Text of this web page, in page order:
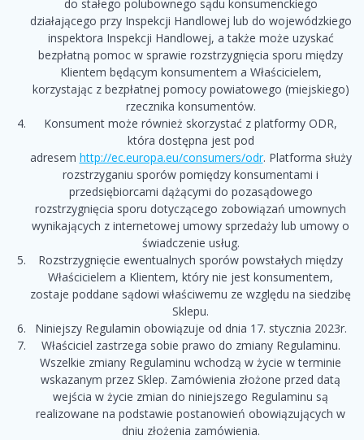
do stałego polubownego sądu konsumenckiego
działającego przy Inspekcji Handlowej lub do wojewódzkiego
inspektora Inspekcji Handlowej, a także może uzyskać
bezpłatną pomoc w sprawie rozstrzygnięcia sporu między
Klientem będącym konsumentem a Właścicielem,
korzystając z bezpłatnej pomocy powiatowego (miejskiego)
rzecznika konsumentów.
Konsument może również skorzystać z platformy ODR,
która dostępna jest pod
adresem http://ec.europa.eu/consumers/odr. Platforma służy
rozstrzyganiu sporów pomiędzy konsumentami i
przedsiębiorcami dążącymi do pozasądowego
rozstrzygnięcia sporu dotyczącego zobowiązań umownych
wynikających z internetowej umowy sprzedaży lub umowy o
świadczenie usług.
Rozstrzygnięcie ewentualnych sporów powstałych między
Właścicielem a Klientem, który nie jest konsumentem,
zostaje poddane sądowi właściwemu ze względu na siedzibę
Sklepu.
Niniejszy Regulamin obowiązuje od dnia 17. stycznia 2023r.
Właściciel zastrzega sobie prawo do zmiany Regulaminu.
Wszelkie zmiany Regulaminu wchodzą w życie w terminie
wskazanym przez Sklep. Zamówienia złożone przed datą
wejścia w życie zmian do niniejszego Regulaminu są
realizowane na podstawie postanowień obowiązujących w
dniu złożenia zamówienia.